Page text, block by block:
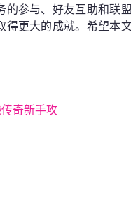
的参与、好友互助和联
得更大的成就。希望本
奇新手攻